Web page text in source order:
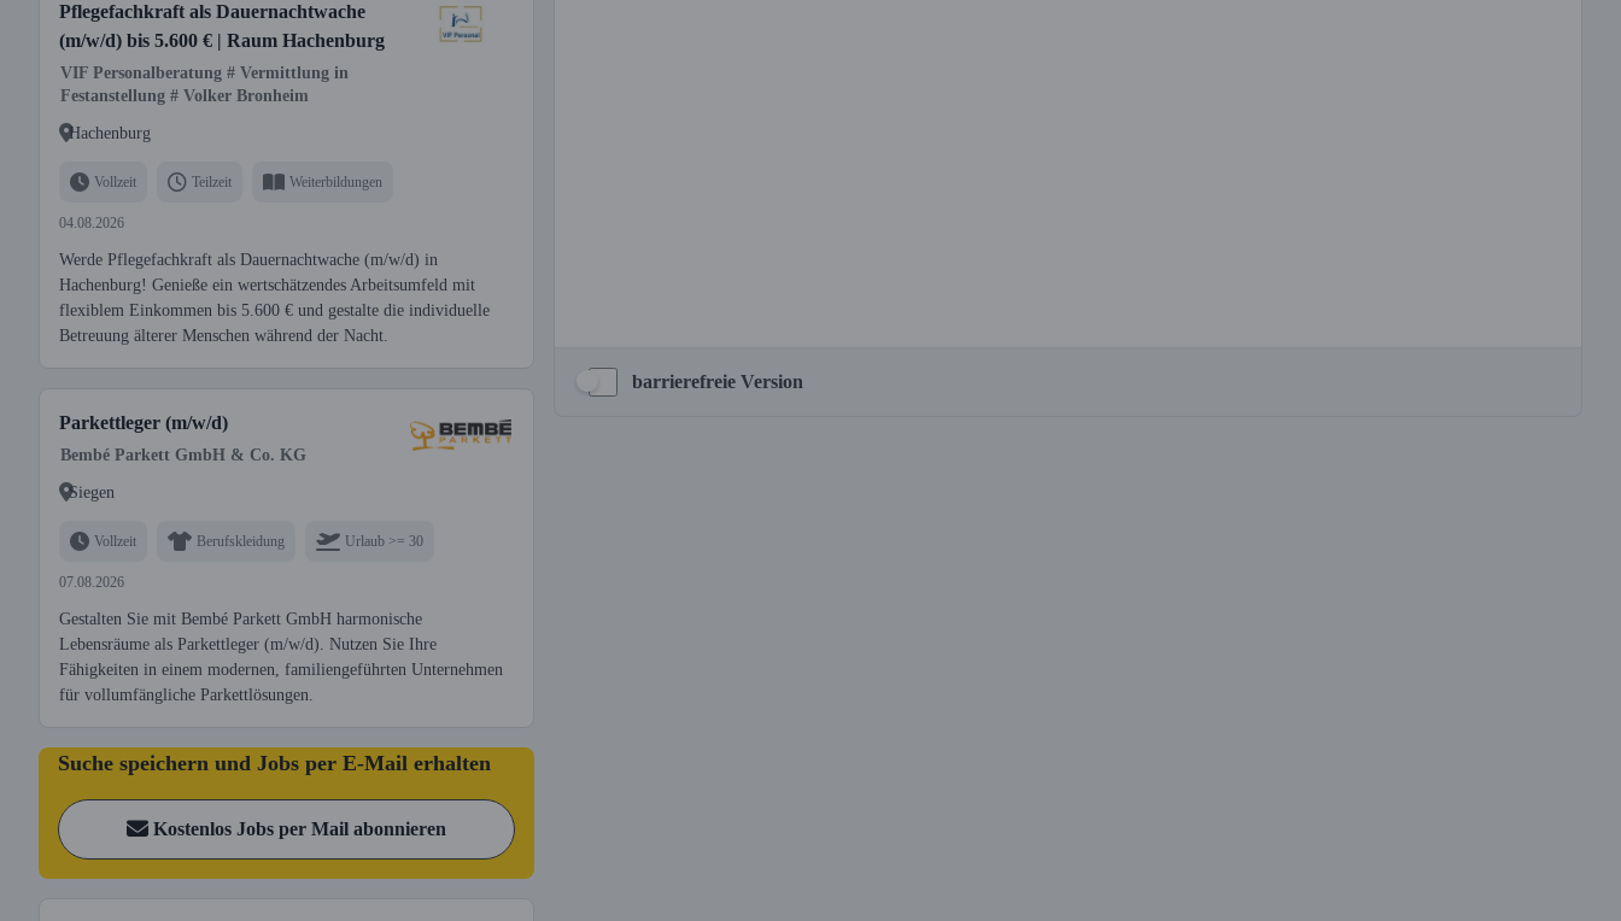
Pflegefachkraft als Dauernachtwache
(m/w/d) bis 5.600 € | Raum Hachenburg
VIF Personalberatung # Vermittlung in
Festanstellung # Volker Bronheim
Hachenburg
Vollzeit Teilzeit Weiterbildungen
04.08.2026
Werde Pflegefachkraft als Dauernachtwache (m/w/d) in
Hachenburg! Genieße ein wertschätzendes Arbeitsumfeld mit
flexiblem Einkommen bis 5.600 € und gestalte die individuelle
Betreuung älterer Menschen während der Nacht.
Parkettleger (m/w/d)
Bembé Parkett GmbH & Co. KG
Siegen
Vollzeit Berufskleidung Urlaub >= 30
07.08.2026
Gestalten Sie mit Bembé Parkett GmbH harmonische
Lebensräume als Parkettleger (m/w/d). Nutzen Sie Ihre
Fähigkeiten in einem modernen, familiengeführten Unternehmen
für vollumfängliche Parkettlösungen.
Suche speichern und Jobs per E-Mail erhalten
Kostenlos Jobs per Mail abonnieren
barrierefreie Version